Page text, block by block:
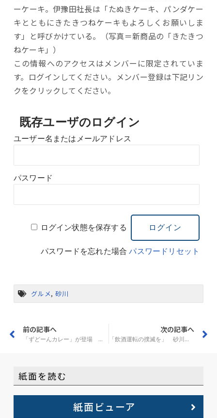
ーケーキ。伊豫田社長は「たぬきケーキ、パンダケー
キとともにきたきつねケーキもよろしくお願いしま
す」と呼びかけている。（写真＝新商品の「きたきつ
ねケーキ」）
この情報へのアクセスはメンバーに限定されていま
す。ログインしてください。メンバー登録は下記リン
クをクリックしてください。
既存ユーザのログイン
ユーザー名またはメールアドレス
パスワード
ログイン状態を保存する
パスワードを忘れた場合パスワードリセット
グルメ,砂川
前の記事へ
「ずどーんカレー」が登場 奈井江の喫茶「みみずく」
次の記事へ
「飲酒運転の撲滅を」 砂川で集会
紙面を読む
紙面ビューア